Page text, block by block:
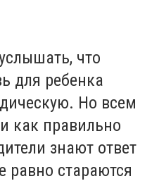
что
для ребенка
Но всем
как правильно
знают ответ
равно стараются